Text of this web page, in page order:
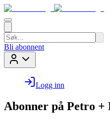
Bli abonnent
Logg inn
Abonner på Petro +